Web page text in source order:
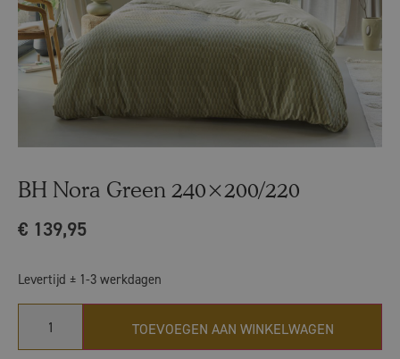
BH Nora Green 240×200/220
€ 139,95
Levertijd ± 1-3 werkdagen
TOEVOEGEN AAN WINKELWAGEN